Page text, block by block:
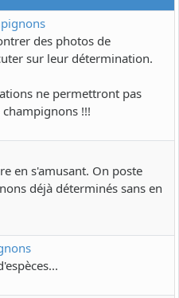
des photos de
sur leur détermination.
ne permettront pas
!!!
en s'amusant. On poste
déjà déterminés sans en